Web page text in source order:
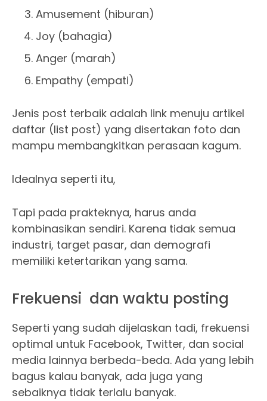
Amusement (hiburan)
Joy (bahagia)
Anger (marah)
Empathy (empati)
Jenis post terbaik adalah link menuju artikel
daftar (list post) yang disertakan foto dan
mampu membangkitkan perasaan kagum.
Idealnya seperti itu,
Tapi pada prakteknya, harus anda
kombinasikan sendiri. Karena tidak semua
industri, target pasar, dan demografi
memiliki ketertarikan yang sama.
Frekuensi dan waktu posting
Seperti yang sudah dijelaskan tadi, frekuensi
optimal untuk Facebook, Twitter, dan social
media lainnya berbeda-beda. Ada yang lebih
bagus kalau banyak, ada juga yang
sebaiknya tidak terlalu banyak.